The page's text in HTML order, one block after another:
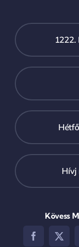
1222.
Hívj
Kövess